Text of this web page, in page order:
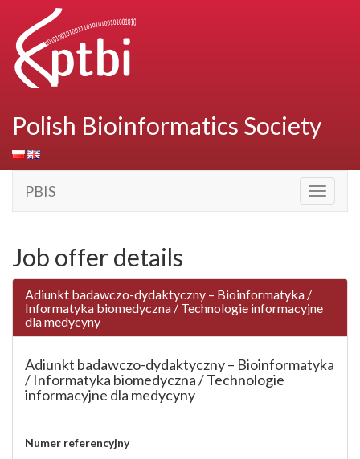
Polish Bioinformatics Society
Toggle
PBIS
Job offer details
Adiunkt badawczo-dydaktyczny – Bioinformatyka /
Informatyka biomedyczna / Technologie informacyjne
dla medycyny
Adiunkt badawczo-dydaktyczny – Bioinformatyka
/ Informatyka biomedyczna / Technologie
informacyjne dla medycyny
Numer referencyjny